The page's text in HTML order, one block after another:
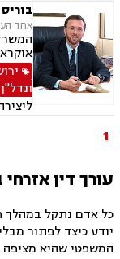
אחד העם 9, תל-
ונדל"ן
1
עורך דין
כל אדם נתקל במהלך
יודע כיצד לפתור
המשפטי שהיא מציפה.